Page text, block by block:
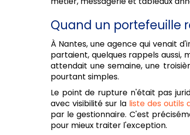
Quand un portefeuille
À Nantes, une agence qui venait
partaient, quelques rappels aussi,
attendait une semaine, une
pourtant simples.
Le point de rupture n'était pas
avec visibilité sur la liste des outils
par le gestionnaire. C'est
pour mieux traiter l'exception.